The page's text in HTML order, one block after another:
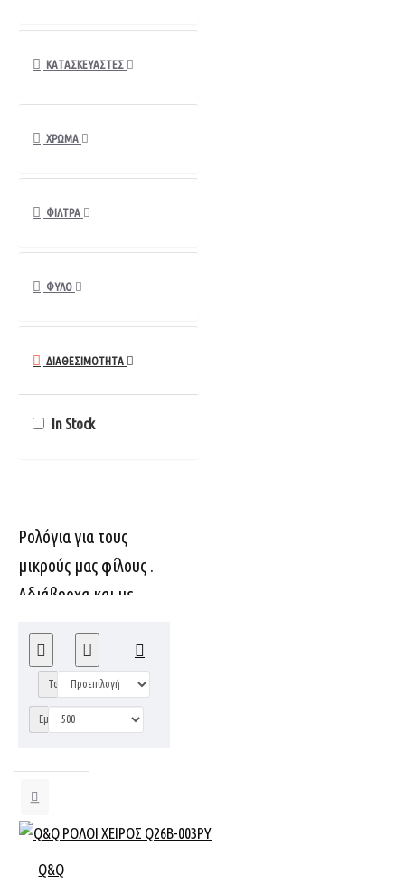
ΚΑΤΑΣΚΕΥΑΣΤΈΣ
ΧΡΏΜΑ
ΦΙΛΤΡΑ
ΦΥΛΟ
ΔΙΑΘΈΣΙΜΌΤΗΤΑ
In Stock
Ρολόγια για τους
μικρούς μας φίλους .
Αδιάβροχα και με
Παράδοση σε 1-3
εργάσιμες μέρες!
Ταξινόμηση:
Εμφάνιση:
Q&Q